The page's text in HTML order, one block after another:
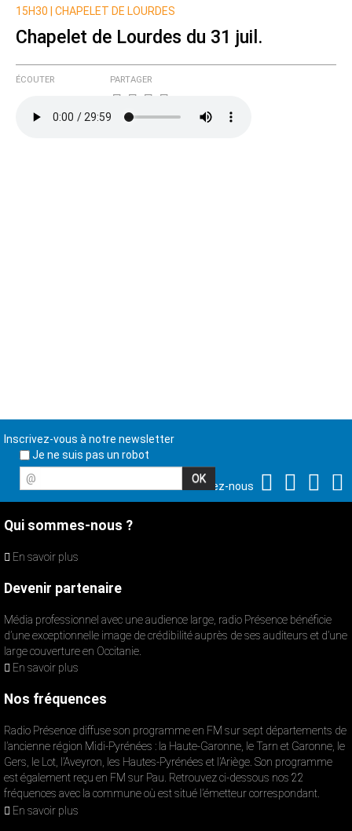
15H30 |
CHAPELET DE LOURDES
Chapelet de Lourdes du 31 juil.
ÉCOUTER PARTAGER
Inscrivez-vous à notre newsletter
Je ne suis pas un robot
@
Suivez-nous
Qui sommes-nous ?
En savoir plus
Devenir partenaire
Média professionnel avec une audience large, radio Présence bénéficie
d’une exceptionnelle image de crédibilité auprès de ses auditeurs et d’une
large couverture en Occitanie.
En savoir plus
Nos fréquences
Radio Présence diffuse son programme en FM sur sept départements de
l’ancienne région Midi-Pyrénées : la Haute-Garonne, le Tarn et Garonne, le
Gers, le Lot, l’Aveyron, les Hautes-Pyrénées et l’Ariège. Son programme
est également reçu en FM sur Pau. Retrouvez ci-dessous nos 22
fréquences avec la commune où est situé l’émetteur correspondant.
En savoir plus